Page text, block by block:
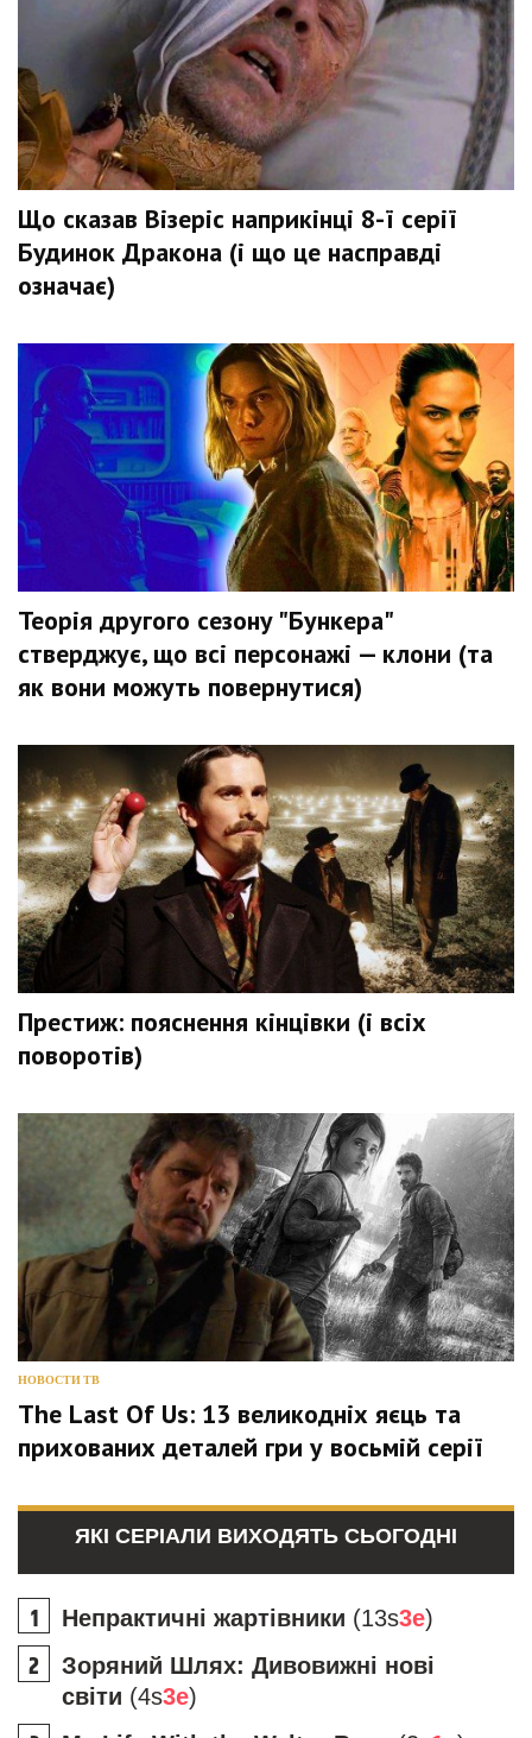
Що сказав Візеріс наприкінці 8-ї серії
Будинок Дракона (і що це насправді
означає)
Теорія другого сезону "Бункера"
стверджує, що всі персонажі — клони (та
як вони можуть повернутися)
Престиж: пояснення кінцівки (і всіх
поворотів)
НОВОСТИ ТВ
The Last Of Us: 13 великодніх яєць та
прихованих деталей гри у восьмій серії
ЯКІ СЕРІАЛИ ВИХОДЯТЬ СЬОГОДНІ
Непрактичні жартівники (13s3e)
Зоряний Шлях: Дивовижні нові
світи (4s3e)